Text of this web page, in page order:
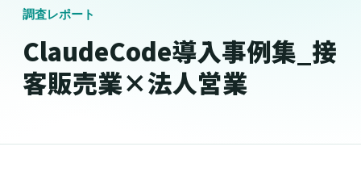
調査レポート
ClaudeCode導入事例集_接
客販売業×法人営業